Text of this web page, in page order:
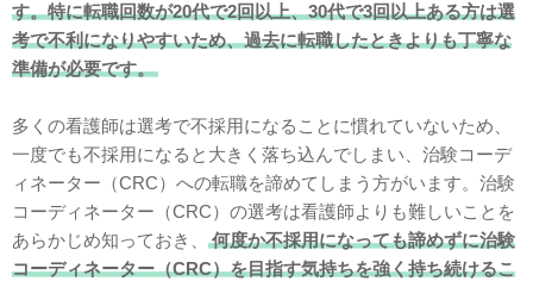
す。特に転職回数が20代で2回以上、30代で3回以上ある方は選
考で不利になりやすいため、過去に転職したときよりも丁寧な
準備が必要です。
多くの看護師は選考で不採用になることに慣れていないため、
一度でも不採用になると大きく落ち込んでしまい、治験コーデ
ィネーター（CRC）への転職を諦めてしまう方がいます。治験
コーディネーター（CRC）の選考は看護師よりも難しいことを
あらかじめ知っておき、
何度か不採用になっても諦めずに治験
コーディネーター（CRC）を目指す気持ちを強く持ち続けるこ